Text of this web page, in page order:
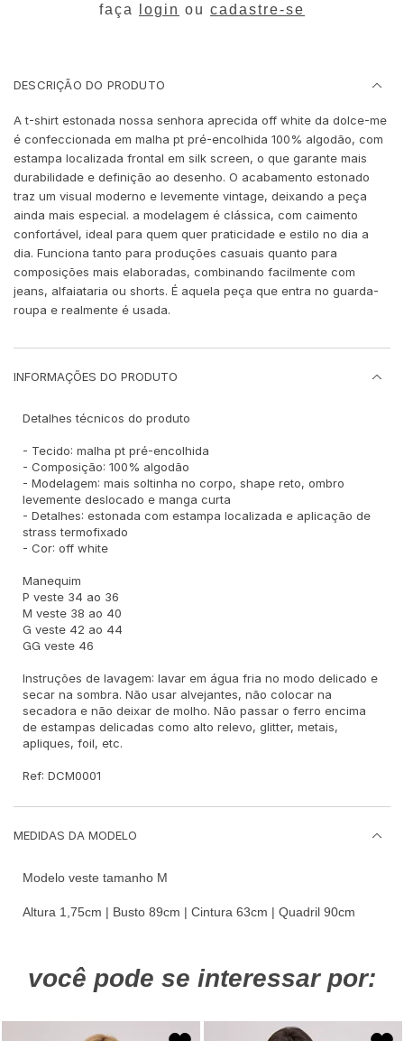
faça
login ou cadastre-se
DESCRIÇÃO DO PRODUTO
A t-shirt estonada nossa senhora aprecida off white da dolce-me
é confeccionada em malha pt pré-encolhida 100% algodão, com
estampa localizada frontal em silk screen, o que garante mais
durabilidade e definição ao desenho. O acabamento estonado
traz um visual moderno e levemente vintage, deixando a peça
ainda mais especial. a modelagem é clássica, com caimento
confortável, ideal para quem quer praticidade e estilo no dia a
dia. Funciona tanto para produções casuais quanto para
composições mais elaboradas, combinando facilmente com
jeans, alfaiataria ou shorts. É aquela peça que entra no guarda-
roupa e realmente é usada.
INFORMAÇÕES DO PRODUTO
Detalhes técnicos do produto
- Tecido: malha pt pré-encolhida
- Composição: 100% algodão
- Modelagem: mais soltinha no corpo, shape reto, ombro
levemente deslocado e manga curta
- Detalhes: estonada com estampa localizada e aplicação de
strass termofixado
- Cor: off white
Manequim
P veste 34 ao 36
M veste 38 ao 40
G veste 42 ao 44
GG veste 46
Instruções de lavagem: lavar em água fria no modo delicado e
secar na sombra. Não usar alvejantes, não colocar na
secadora e não deixar de molho. Não passar o ferro encima
de estampas delicadas como alto relevo, glitter, metais,
apliques, foil, etc.
Ref: DCM0001
MEDIDAS DA MODELO
Modelo veste tamanho M
Altura 1,75cm | Busto 89cm | Cintura 63cm | Quadril 90cm
você pode se interessar por: